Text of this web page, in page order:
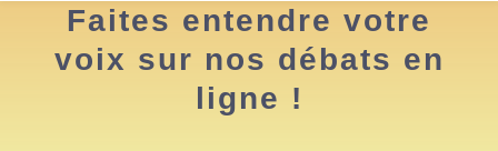
Le réseau NHNAI
Faites entendre votre
voix sur nos débats en
ligne !